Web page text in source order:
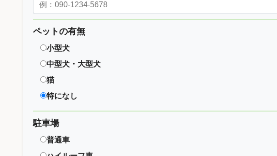
ペットの有無
小型犬
中型犬・大型犬
猫
特になし
駐車場
普通車